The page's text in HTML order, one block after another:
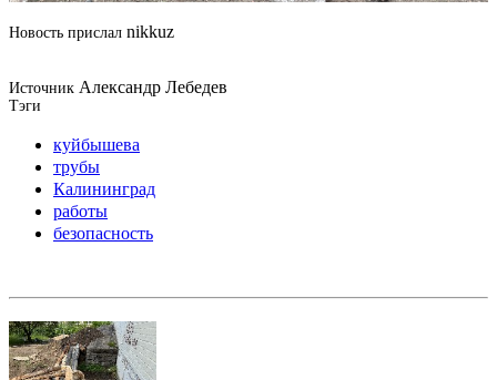
Новость прислал nikkuz
Источник Александр Лебедев
Тэги
куйбышева
трубы
Калининград
работы
безопасность